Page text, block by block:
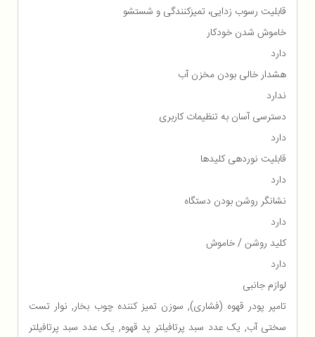
قابلیت رسوب زدایی، تمیزکنندگی و شستشو
خاموش شدن خودکار
دارد
هشدار خالی بودن مخزن آب
ندارد
دسترسی آسان به تنظیمات کاربری
دارد
قابلیت نوردهی کلیدها
دارد
نشانگر روشن بودن دستگاه
دارد
کلید روشن / خاموش
دارد
لوازم جانبی
تامپر پودر قهوه (فشاری), سوزن تمیز کننده چوب بخار, نوار تست
سختی آب, یک عدد سبد پرتافیلتر پد قهوه, یک عدد سبد پرتافیلتر